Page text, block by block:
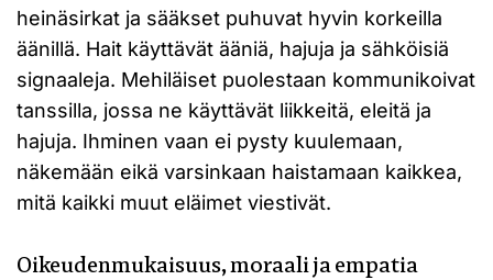
heinäsirkat ja sääkset puhuvat hyvin korkeilla
äänillä. Hait käyttävät ääniä, hajuja ja sähköisiä
signaaleja. Mehiläiset puolestaan kommunikoivat
tanssilla, jossa ne käyttävät liikkeitä, eleitä ja
hajuja. Ihminen vaan ei pysty kuulemaan,
näkemään eikä varsinkaan haistamaan kaikkea,
mitä kaikki muut eläimet viestivät.
Oikeudenmukaisuus, moraali ja empatia